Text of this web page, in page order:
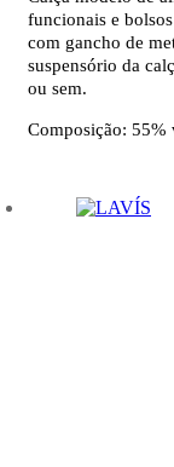
funcionais e
com gancho de
suspensório da
ou sem.
Composição: 55%